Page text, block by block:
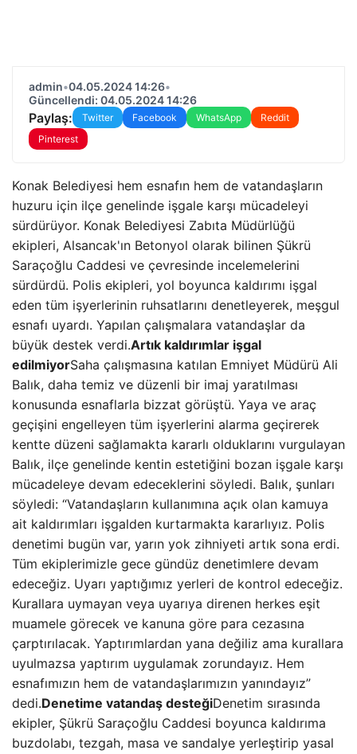
admin•04.05.2024 14:26•
Güncellendi: 04.05.2024 14:26
Paylaş: Twitter Facebook WhatsApp
Reddit
Pinterest
Konak Belediyesi hem esnafın hem de vatandaşların
huzuru için ilçe genelinde işgale karşı mücadeleyi
sürdürüyor. Konak Belediyesi Zabıta Müdürlüğü
ekipleri, Alsancak'ın Betonyol olarak bilinen Şükrü
Saraçoğlu Caddesi ve çevresinde incelemelerini
sürdürdü. Polis ekipleri, yol boyunca kaldırımı işgal
eden tüm işyerlerinin ruhsatlarını denetleyerek, meşgul
esnafı uyardı. Yapılan çalışmalara vatandaşlar da
büyük destek verdi.Artık kaldırımlar işgal
edilmiyorSaha çalışmasına katılan Emniyet Müdürü Ali
Balık, daha temiz ve düzenli bir imaj yaratılması
konusunda esnaflarla bizzat görüştü. Yaya ve araç
geçişini engelleyen tüm işyerlerini alarma geçirerek
kentte düzeni sağlamakta kararlı olduklarını vurgulayan
Balık, ilçe genelinde kentin estetiğini bozan işgale karşı
mücadeleye devam edeceklerini söyledi. Balık, şunları
söyledi: “Vatandaşların kullanımına açık olan kamuya
ait kaldırımları işgalden kurtarmakta kararlıyız. Polis
denetimi bugün var, yarın yok zihniyeti artık sona erdi.
Tüm ekiplerimizle gece gündüz denetimlere devam
edeceğiz. Uyarı yaptığımız yerleri de kontrol edeceğiz.
Kurallara uymayan veya uyarıya direnen herkes eşit
muamele görecek ve kanuna göre para cezasına
çarptırılacak. Yaptırımlardan yana değiliz ama kurallara
uyulmazsa yaptırım uygulamak zorundayız. Hem
esnafımızın hem de vatandaşlarımızın yanındayız”
dedi.Denetime vatandaş desteğiDenetim sırasında
ekipler, Şükrü Saraçoğlu Caddesi boyunca kaldırıma
buzdolabı, tezgah, masa ve sandalye yerleştirip yasal